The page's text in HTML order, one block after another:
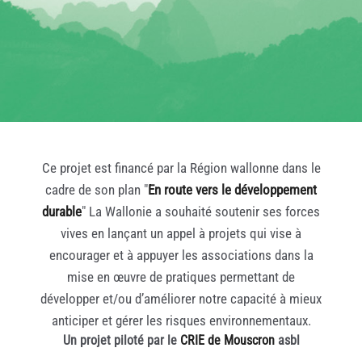
Ce projet est financé par la Région wallonne dans le
cadre de son plan "En route vers le développement
durable" La Wallonie a souhaité soutenir ses forces
vives en lançant un appel à projets qui vise à
encourager et à appuyer les associations dans la
mise en œuvre de pratiques permettant de
développer et/ou d’améliorer notre capacité à mieux
anticiper et gérer les risques environnementaux.
Un projet piloté par le CRIE de Mouscronasbl